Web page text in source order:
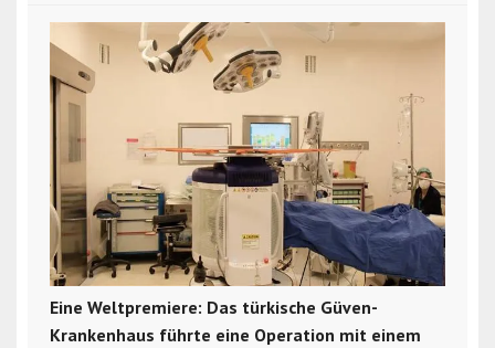
Eine Weltpremiere: Das türkische Güven-
Krankenhaus führte eine Operation mit einem